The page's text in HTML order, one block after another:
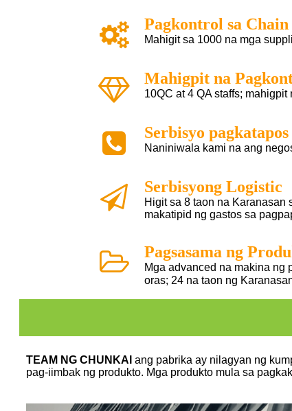
Pagkontrol sa Chain
Mahigit sa 1000 na mga
Mahigpit na
10QC at 4 QA staffs;
Serbisyo
Naniniwala kami na ang
Serbisyong Logistic
Higit sa 8 taon na Karanasan
makatipid ng gastos sa
Pagsasama ng
Mga advanced na makina ng
oras; 24 na taon ng
TEAM NG CHUNKAI ang pabrika ay nilagyan ng
pag-iimbak ng produkto. Mga produkto mula sa